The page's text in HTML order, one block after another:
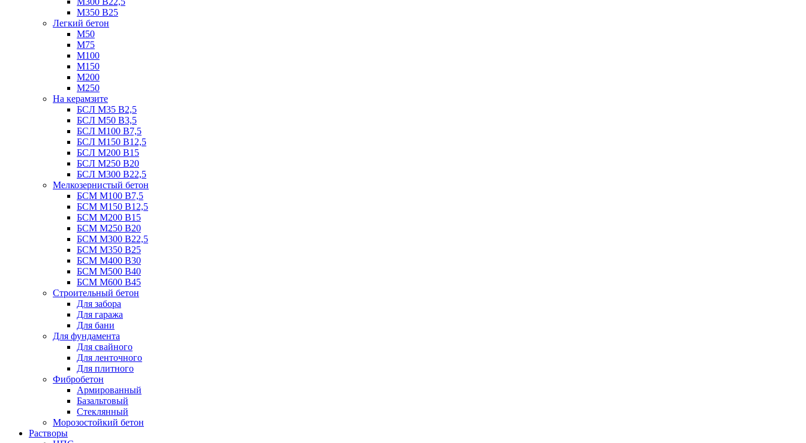
М350 В25
Легкий бетон
М50
М75
М100
М150
М200
М250
На керамзите
БСЛ М35 B2,5
БСЛ М50 В3,5
БСЛ М100 В7,5
БСЛ М150 В12,5
БСЛ М200 В15
БСЛ М250 В20
БСЛ М300 В22,5
Мелкозернистый бетон
БСМ М100 B7,5
БСМ М150 B12,5
БСМ М200 B15
БСМ М250 B20
БСМ М300 B22,5
БСМ М350 B25
БСМ М400 B30
БСМ М500 B40
БСМ М600 B45
Строительный бетон
Для забора
Для гаража
Для бани
Для фундамента
Для свайного
Для ленточного
Для плитного
Фибробетон
Армированный
Базальтовый
Стеклянный
Морозостойкий бетон
Растворы